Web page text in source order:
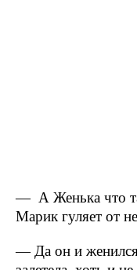
— А Женька что
Марик гуляет от
— Да он и женился